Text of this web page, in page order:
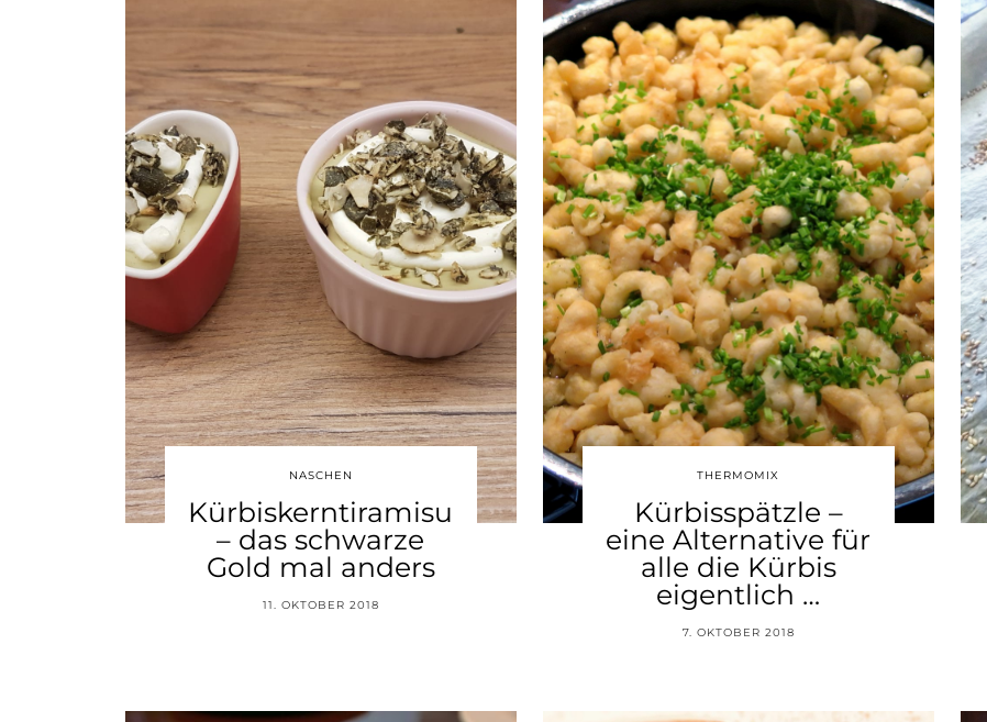
NASCHEN
Kürbiskerntiramisu
– das schwarze
Gold mal anders
11. OKTOBER 2018
THERMOMIX
Kürbisspätzle –
eine Alternative für
alle die Kürbis
eigentlich …
7. OKTOBER 2018